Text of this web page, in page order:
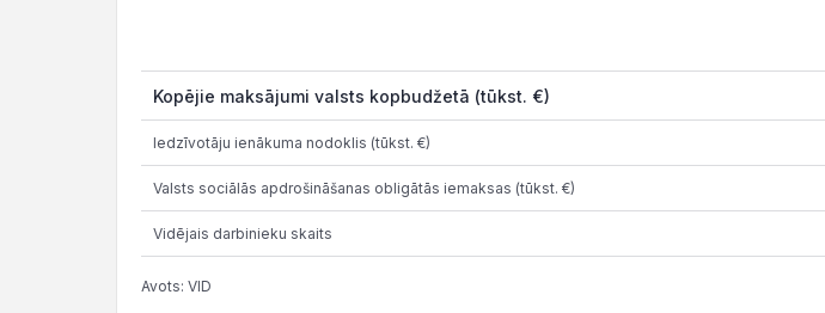
Kopējie maksājumi valsts kopbudžetā (tūkst. €)
Iedzīvotāju ienākuma nodoklis (tūkst. €)
Valsts sociālās apdrošināšanas obligātās iemaksas (tūkst. €)
Vidējais darbinieku skaits
Avots: VID